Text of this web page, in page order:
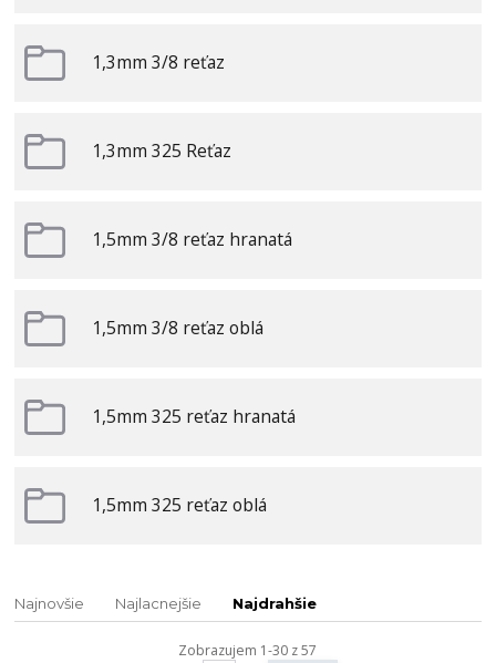
1,3mm 3/8 reťaz
1,3mm 325 Reťaz
1,5mm 3/8 reťaz hranatá
1,5mm 3/8 reťaz oblá
1,5mm 325 reťaz hranatá
1,5mm 325 reťaz oblá
Najnovšie Najlacnejšie Najdrahšie
Zobrazujem 1-30 z 57